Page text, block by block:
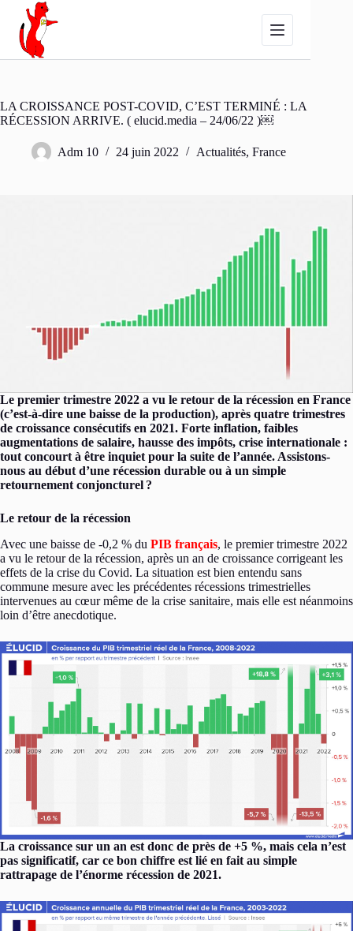
Passer
contenu
LA CROISSANCE POST-COVID, C’EST TERMINÉ : LA
RÉCESSION ARRIVE. ( elucid.media – 24/06/22 )￼
Adm 10 24 juin 2022 Actualités, France
Le premier trimestre 2022 a vu le retour de la récession en France
(c’est-à-dire une baisse de la production), après quatre trimestres
de croissance consécutifs en 2021. Forte inflation, faibles
augmentations de salaire, hausse des impôts, crise internationale :
tout concourt à être inquiet pour la suite de l’année. Assistons-
nous au début d’une récession durable ou à un simple
retournement conjoncturel ?
Le retour de la récession
Avec une baisse de -0,2 % du PIB français, le premier trimestre 2022
a vu le retour de la récession, après un an de croissance corrigeant les
effets de la crise du Covid. La situation est bien entendu sans
commune mesure avec les précédentes récessions trimestrielles
intervenues au cœur même de la crise sanitaire, mais elle est néanmoins
loin d’être anecdotique.
La croissance sur un an est donc de près de +5 %, mais cela n’est
pas significatif, car ce bon chiffre est lié en fait au simple
rattrapage de l’énorme récession de 2021.